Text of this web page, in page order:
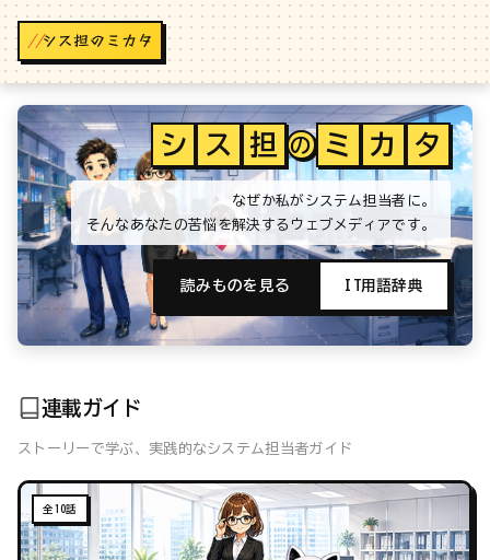
//
シ ス 担 の ミ カ タ
なぜか私がシステム担当者に。
そんなあなたの苦悩を解決するウェブメディアです。
読みものを見る IT用語辞典
連載ガイド
ストーリーで学ぶ、実践的なシステム担当者ガイド
全10話